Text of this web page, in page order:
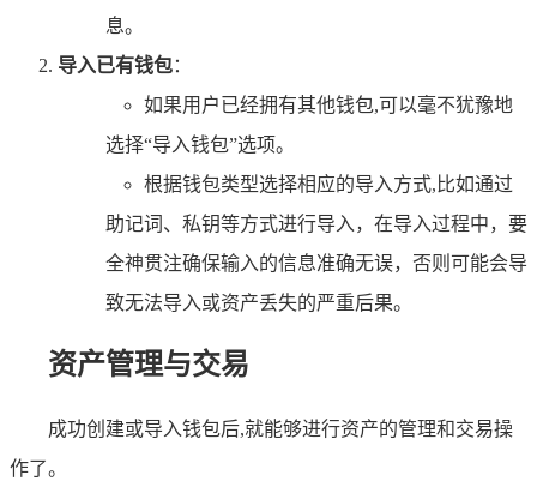
息。
导入已有钱包：
如果用户已经拥有其他钱包,可以毫不犹豫地
选择“导入钱包”选项。
根据钱包类型选择相应的导入方式,比如通过
助记词、私钥等方式进行导入，在导入过程中，要
全神贯注确保输入的信息准确无误，否则可能会导
致无法导入或资产丢失的严重后果。
资产管理与交易
成功创建或导入钱包后,就能够进行资产的管理和交易操
作了。